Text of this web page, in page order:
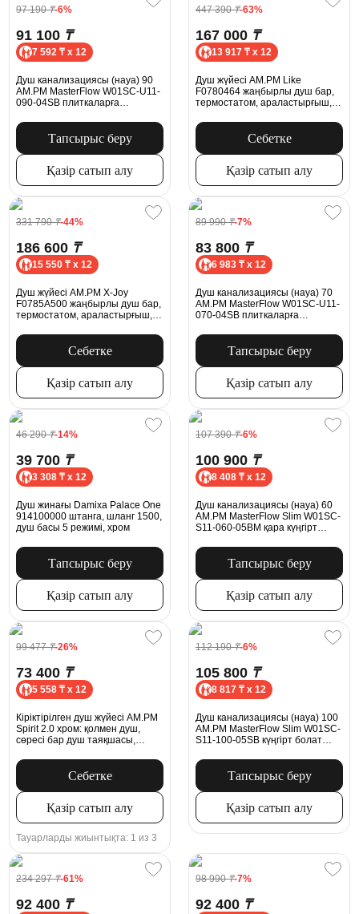
97 190₸-6%
91 100 ₸
7 592 ₸ x 12
Душ канализациясы (науа) 90
AM.PM MasterFlow W01SC-U11-
090-04SB плиткаларға
бар аралас ысырма
Тапсырыс беру
Қазір сатып алу
447 390₸-63%
167 000 ₸
13 917 ₸ x 12
Душ жүйесі AM.PM Like
F0780464 жаңбырлы душ бар,
термостатом, араластырғыш,
Себетке
Қазір сатып алу
331 790₸-44%
186 600 ₸
15 550 ₸ x 12
Душ жүйесі AM.PM X-Joy
F0785A500 жаңбырлы душ бар,
термостатом, араластырғыш,
хром
Себетке
Қазір сатып алу
89 990₸-7%
83 800 ₸
6 983 ₸ x 12
Душ канализациясы (науа) 70
AM.PM MasterFlow W01SC-U11-
070-04SB плиткаларға
бар аралас ысырма
Тапсырыс беру
Қазір сатып алу
46 290₸-14%
39 700 ₸
3 308 ₸ x 12
Душ жинағы Damixa Palace One
914100000 штанга, шланг 1500,
душ басы 5 режимі, хром
Тапсырыс беру
Қазір сатып алу
107 390₸-6%
100 900 ₸
8 408 ₸ x 12
Душ канализациясы (науа) 60
AM.PM MasterFlow Slim W01SC-
S11-060-05BM қара күңгірт
Тапсырыс беру
Қазір сатып алу
99 477₸-26%
73 400 ₸
5 558 ₸ x 12
Кіріктірілген душ жүйесі AM.PM
Spirit 2.0 хром: қолмен душ,
сөресі бар душ таяқшасы,
Себетке
Қазір сатып алу
Тауарларды жиынтықта: 1 из 3
112 190₸-6%
105 800 ₸
8 817 ₸ x 12
Душ канализациясы (науа) 100
AM.PM MasterFlow Slim W01SC-
S11-100-05SB күңгірт болат
Тапсырыс беру
Қазір сатып алу
234 297₸-61%
92 400 ₸
98 990₸-7%
92 400 ₸